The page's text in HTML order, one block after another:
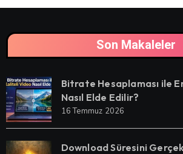
Son Makaleler
Bitrate Hesaplaması ile
Nasıl Elde Edilir?
16 Temmuz 2026
Download Süresini